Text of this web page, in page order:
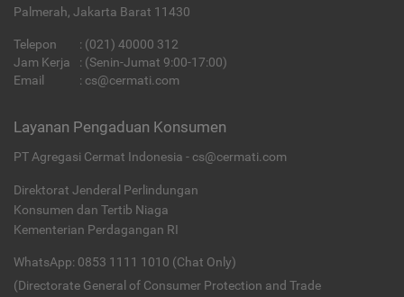
Palmerah, Jakarta Barat 11430
Telepon : (021) 40000 312
Jam Kerja
: (Senin-Jumat 9:00-17:00)
Email
: cs@cermati.com
Layanan Pengaduan Konsumen
PT Agregasi Cermat Indonesia - cs@cermati.com
Direktorat Jenderal Perlindungan
Konsumen dan Tertib Niaga
Kementerian Perdagangan RI
WhatsApp: 0853 1111 1010 (Chat Only)
(Directorate General of Consumer Protection and Trade